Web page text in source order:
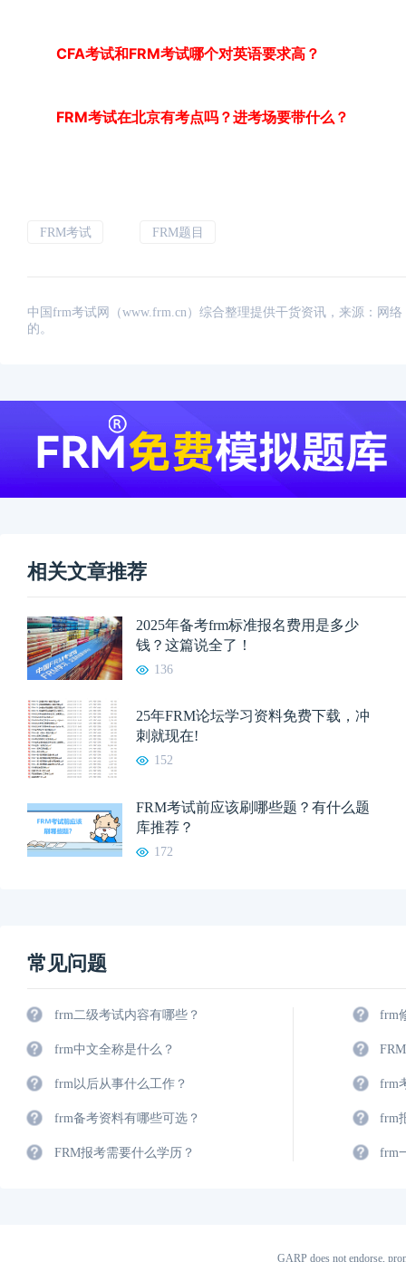
CFA考试和FRM考试哪个对英语要求高？
FRM考试在北京有考点吗？进考场要带什么？
FRM考试 FRM题目
中国frm考试网（www.frm.cn）综合整理提供干货资讯，来源：网
的。
相关文章推荐
2025年备考frm标准报名费用是多少
钱？这篇说全了！
136
25年FRM论坛学习资料免费下载，冲
刺就现在!
152
FRM考试前应该刷哪些题？有什么题
库推荐？
172
常见问题
frm二级考试内容有哪些？
frm中文全称是什么？
frm以后从事什么工作？
frm备考资料有哪些可选？
FRM报考需要什么学历？
frm
frm
frm
frm
GARP does not endorse,